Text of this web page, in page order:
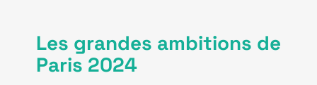
Les grandes ambitions de
Paris 2024